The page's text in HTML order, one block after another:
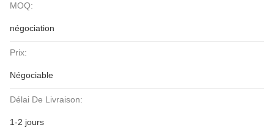
MOQ:
négociation
Prix:
Négociable
Délai De Livraison:
1-2 jours